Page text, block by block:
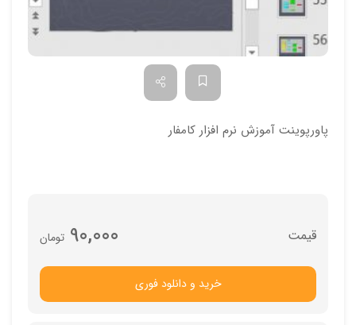
پاورپوینت آموزش نرم افزار کامفار
تومان 90,000
خرید و دانلود فوری